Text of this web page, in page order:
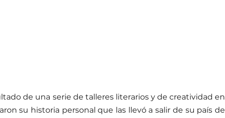
de una serie de talleres literarios y de creatividad en
su historia personal que las llevó a salir de su país de